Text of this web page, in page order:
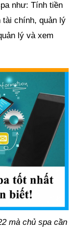
như: Tính tiền
tài chính, quản lý
lý và xem
mà chủ spa cần